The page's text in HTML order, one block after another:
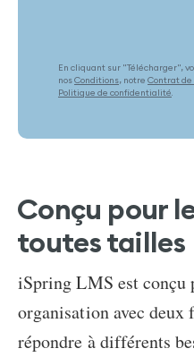
En cliquant sur "Télécharger",
nosConditions, notre Contrat
Politique de confidentialité.
Conçu pour
toutes tailles
iSpring LMS est conçu
organisation avec
répondre à différents